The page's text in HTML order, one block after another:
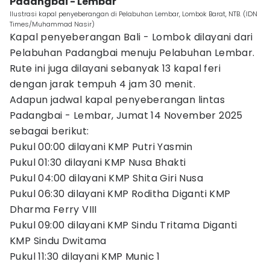
Ilustrasi kapal penyeberangan di Pelabuhan Lembar, Lombok Barat, NTB. (IDN
Times/Muhammad Nasir)
Kapal penyeberangan Bali - Lombok dilayani dari
Pelabuhan Padangbai menuju Pelabuhan Lembar.
Rute ini juga dilayani sebanyak 13 kapal feri
dengan jarak tempuh 4 jam 30 menit.
Adapun jadwal kapal penyeberangan lintas
Padangbai - Lembar, Jumat 14 November 2025
sebagai berikut:
Pukul 00:00 dilayani KMP Putri Yasmin
Pukul 01:30 dilayani KMP Nusa Bhakti
Pukul 04:00 dilayani KMP Shita Giri Nusa
Pukul 06:30 dilayani KMP Roditha Diganti KMP
Dharma Ferry VIII
Pukul 09:00 dilayani KMP Sindu Tritama Diganti
KMP Sindu Dwitama
Pukul 11:30 dilayani KMP Munic 1